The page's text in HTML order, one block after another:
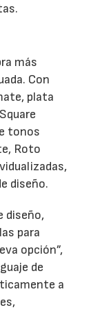
más
Con
plata
tonos
Roto
diseño.
diseño,
para
opción”,
de
a